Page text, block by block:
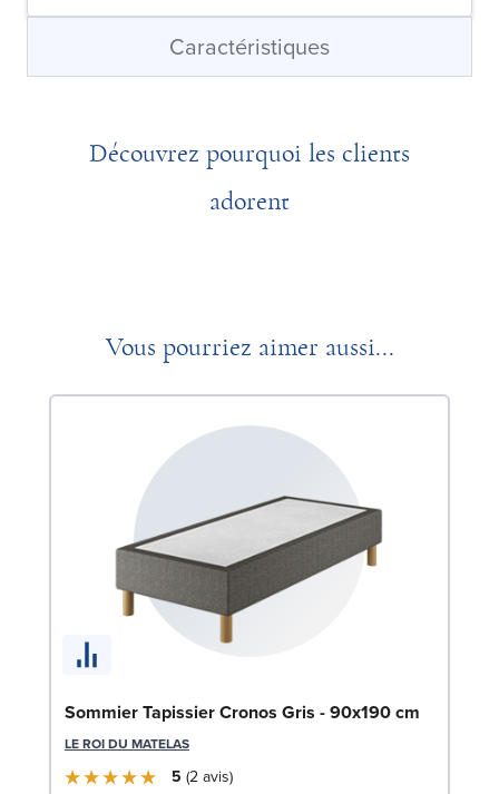
Caractéristiques
Découvrez pourquoi les clients
adorent
Vous pourriez aimer aussi...
Sommier Tapissier Cronos Gris - 90x190 cm
LE ROI DU MATELAS
5 2avis